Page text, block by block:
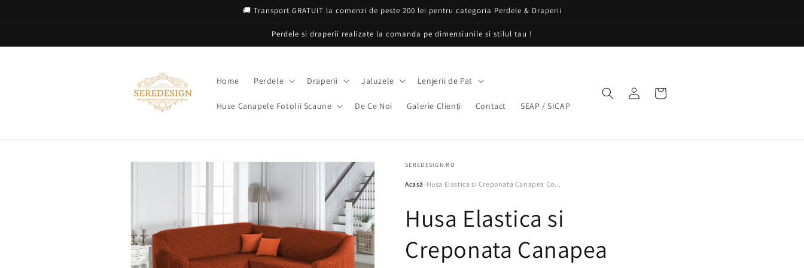
🚚 Transport GRATUIT la comenzi de peste 200 lei pentru categoria Perdele & Draperii
Perdele si draperii realizate la comanda pe dimensiunile si stilul tau !
Home Perdele Draperii Jaluzele Lenjerii de Pat
Huse Canapele Fotolii Scaune De Ce Noi Galerie Clienți Contact SEAP / SICAP
Coș
SEREDESIGN.RO
Acasă/Husa Elastica si Creponata Canapea Co...
Husa Elastica si
Creponata Canapea